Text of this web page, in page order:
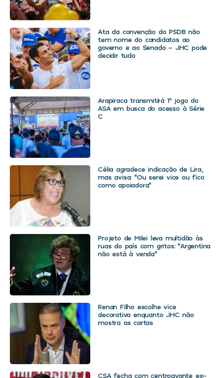
Ata da convenção do PSDB não
tem nome do candidatos ao
governo e ao Senado – JHC pode
decidir tudo
Arapiraca transmitirá 1º jogo do
ASA em busca do acesso à Série
C
Célia agradece indicação de Lira,
mas avisa: “Ou serei vice ou fico
como apoiadora”
Projeto de Milei leva multidão às
ruas do país com gritos: “Argentina
não está à venda”
Renan Filho escolhe vice
decorativa enquanto JHC não
mostra as cartas
CSA fecha com centroavante ex-